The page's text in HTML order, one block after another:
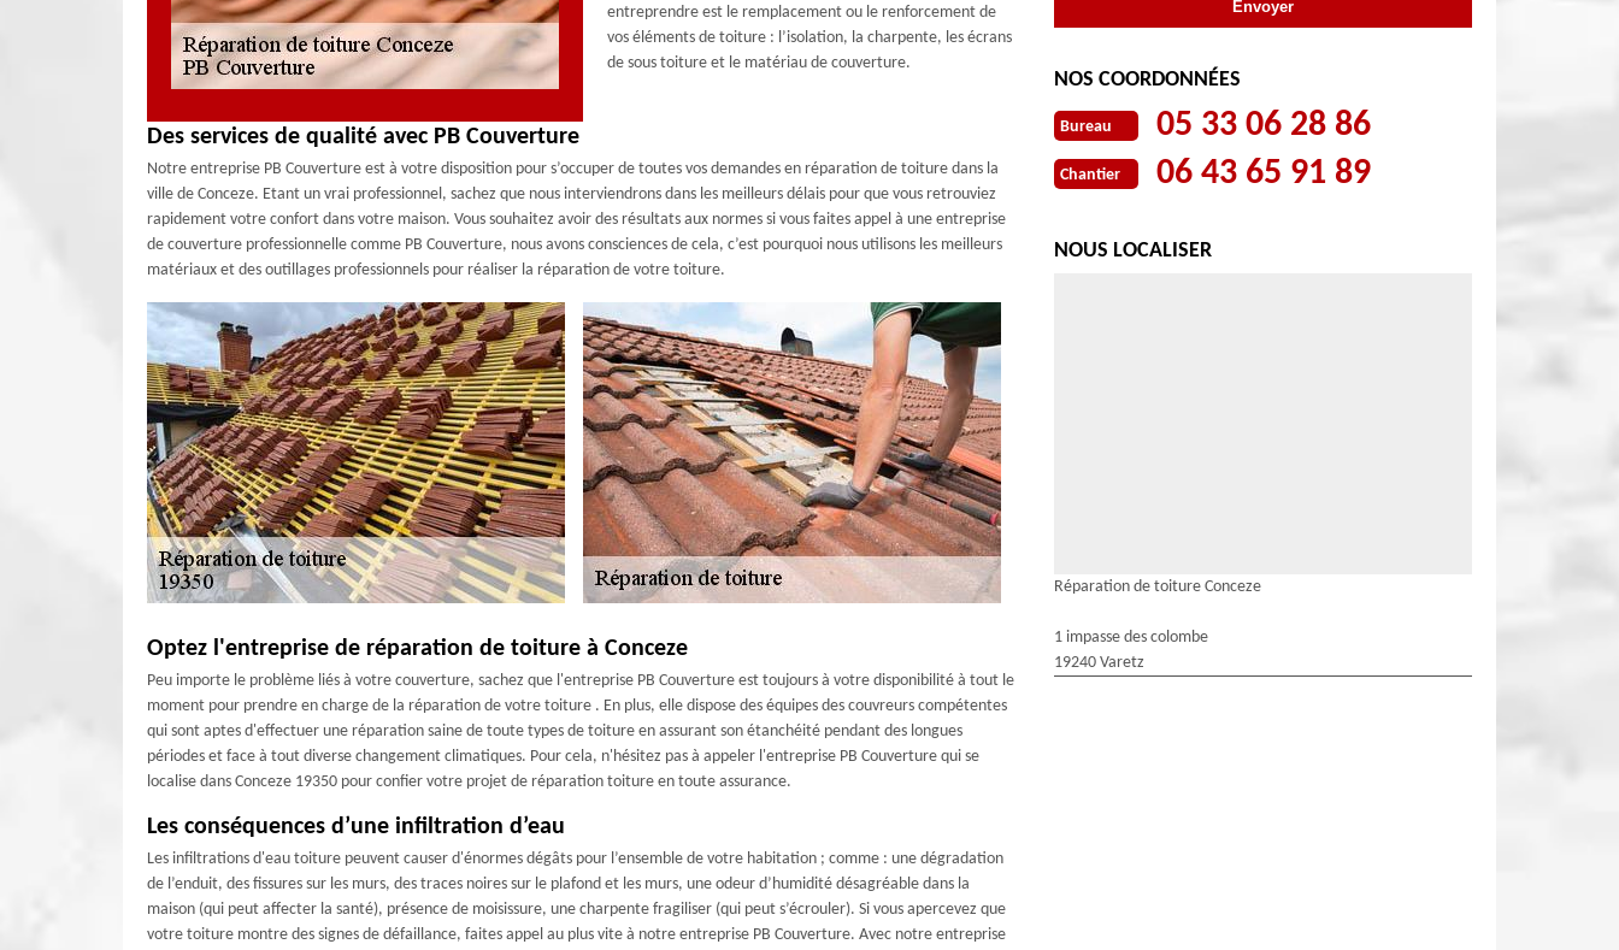
entreprendre est le remplacement ou le renforcement de
vos éléments de toiture : l’isolation, la charpente, les écrans
de sous toiture et le matériau de couverture.
Des services de qualité avec PB Couverture
Notre entreprise PB Couverture est à votre disposition pour s’occuper de toutes vos demandes en réparation de toiture dans la
ville de Conceze. Etant un vrai professionnel, sachez que nous interviendrons dans les meilleurs délais pour que vous retrouviez
rapidement votre confort dans votre maison. Vous souhaitez avoir des résultats aux normes si vous faites appel à une entreprise
de couverture professionnelle comme PB Couverture, nous avons consciences de cela, c’est pourquoi nous utilisons les meilleurs
matériaux et des outillages professionnels pour réaliser la réparation de votre toiture.
Optez l'entreprise de réparation de toiture à Conceze
Peu importe le problème liés à votre couverture, sachez que l'entreprise PB Couverture est toujours à votre disponibilité à tout le
moment pour prendre en charge de la réparation de votre toiture . En plus, elle dispose des équipes des couvreurs compétentes
qui sont aptes d'effectuer une réparation saine de toute types de toiture en assurant son étanchéité pendant des longues
périodes et face à tout diverse changement climatiques. Pour cela, n'hésitez pas à appeler l'entreprise PB Couverture qui se
localise dans Conceze 19350 pour confier votre projet de réparation toiture en toute assurance.
Les conséquences d’une infiltration d’eau
Les infiltrations d'eau toiture peuvent causer d'énormes dégâts pour l’ensemble de votre habitation ; comme : une dégradation
de l’enduit, des fissures sur les murs, des traces noires sur le plafond et les murs, une odeur d’humidité désagréable dans la
maison (qui peut affecter la santé), présence de moisissure, une charpente fragiliser (qui peut s’écrouler). Si vous apercevez que
votre toiture montre des signes de défaillance, faites appel au plus vite à notre entreprise PB Couverture. Avec notre entreprise
NOS COORDONNÉES
Bureau 05 33 06 28 86
Chantier 06 43 65 91 89
NOUS LOCALISER
Réparation de toiture Conceze
1 impasse des colombe
19240 Varetz